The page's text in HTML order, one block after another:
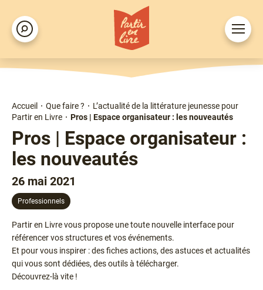
Aller
au
contenu
principal
Rechercher
Ouvrir
le
Fil
d'Ariane
Accueil Que faire ?
L’actualité de la littérature jeunesse pour
Partir en Livre
Pros | Espace organisateur : les nouveautés
Pros | Espace organisateur :
les nouveautés
26 mai 2021
Professionnels
Chapô
Partir en Livre vous propose une toute nouvelle interface pour
référencer vos structures et vos événements.
Et pour vous inspirer : des fiches actions, des astuces et actualités
qui vous sont dédiées, des outils à télécharger.
Découvrez-là vite !